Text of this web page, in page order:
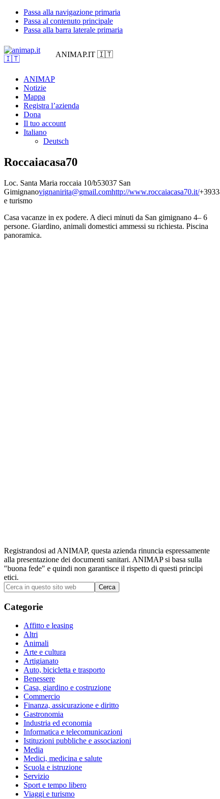
Passa alla navigazione primaria
Passa al contenuto principale
Passa alla barra laterale primaria
ANIMAP.IT 🇮🇹
ANIMAP
Notizie
Mappa
Registra l’azienda
Dona
Il tuo account
Italiano
Deutsch
Roccaiacasa70
Loc. Santa Maria roccaia 10/b53037 San
Gimignanovignanirita@gmail.comhttp://www.roccaiacasa70.it/
e turismo
Casa vacanze in ex podere. A dieci minuti da San gimignano 4– 6
persone. Giardino, animali domestici ammessi su richiesta. Piscina
panoramica.
Registrandosi ad ANIMAP, questa azienda rinuncia espressamente
alla presentazione dei documenti sanitari. ANIMAP si basa sulla
"buona fede" e quindi non garantisce il rispetto di questi principi
etici.
Barra
laterale
primaria
Cerca
in
questo
sito
Categorie
Affitto e leasing
Altri
Animali
Arte e cultura
Artigianato
Auto, bicicletta e trasporto
Benessere
Casa, giardino e costruzione
Commercio
Finanza, assicurazione e diritto
Gastronomia
Industria ed economia
Informatica e telecomunicazioni
Istituzioni pubbliche e associazioni
Media
Medici, medicina e salute
Scuola e istruzione
Servizio
Sport e tempo libero
Viaggi e turismo